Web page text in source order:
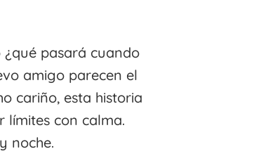
pasará cuando
amigo parecen el
cariño, esta historia
límites con calma.
noche.